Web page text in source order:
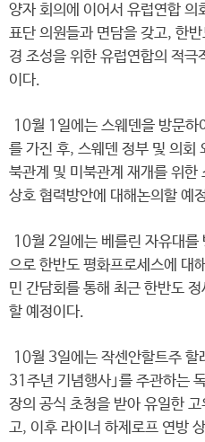
양자 회의에 이어서 유럽연합 의
표단 의원들과 면담을 갖고, 한
경 조성을 위한 유럽연합의 적
이다.
10월 1일에는 스웨덴을 방문하
를 가진 후, 스웨덴 정부 및 의회
북관계 및 미북관계 재개를 위
상호 협력방안에 대해논의할 예
10월 2일에는 베를린 자유대
으로 한반도 평화프로세스에 대
민 간담회를 통해 최근 한반도
할 예정이다.
10월 3일에는 작센안할트주 할
31주년 기념행사｣를 주관하는
장의 공식 초청을 받아 유일한
고, 이후 라이너 하제로프 연방